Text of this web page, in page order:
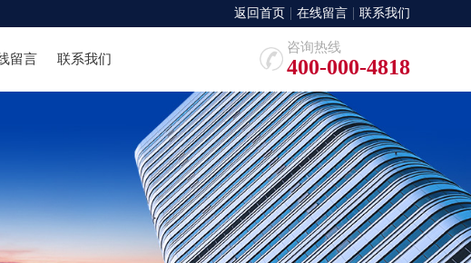
返回首页 在线留言 联系我们
留言 联系我们
咨询热线
400-000-4818